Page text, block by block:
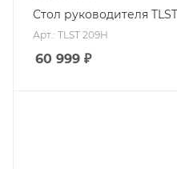
Стол руководителя
Арт.: TLST 209H
60 999 ₽